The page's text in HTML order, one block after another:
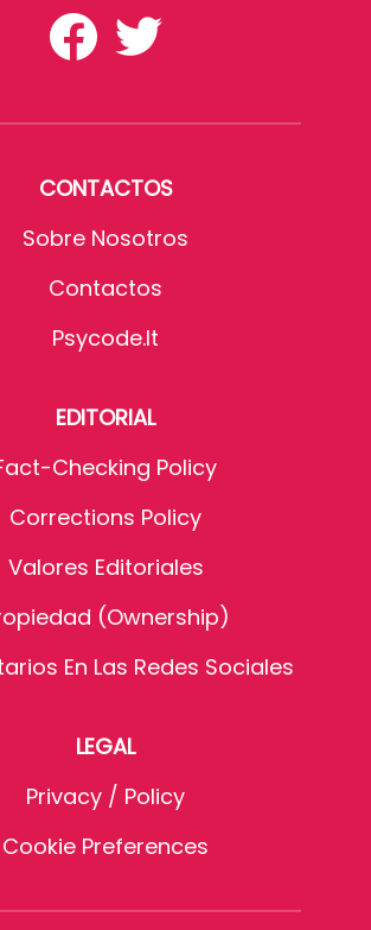
CONTACTOS
Sobre Nosotros
Contactos
Psycode.it
EDITORIAL
Checking Policy
Corrections Policy
Valores Editoriales
(Ownership)
En Las Redes Sociales
LEGAL
Privacy / Policy
Cookie Preferences